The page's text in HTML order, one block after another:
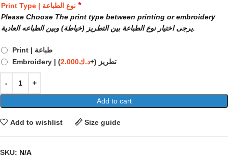
*
Please Choose The print type between printing or embroidery
يرجى اختيار نوع الطباعة بين التطريز (خياطة) وبين الطباعه العادية.
Print | طباعة
Embroidery | تطريز (+د.ك2.000
)
Add to cart
Add to wishlist Size guide
SKU: N/A